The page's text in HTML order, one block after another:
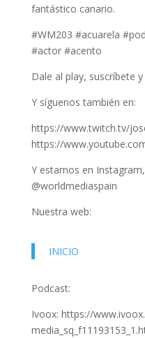
fantástico canario.
#WM203 #acuarela
#actor #acento
Dale al play, suscríbete
Y síguenos también en:
https://www.twitch.tv/
https://
Y estamos en
@worldmediaspain
Nuestra web:
INICIO
Podcast:
Ivoox: https://